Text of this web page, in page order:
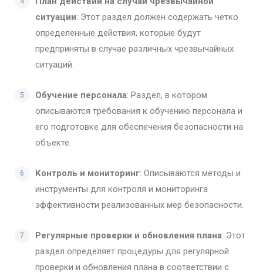
ситуации: Этот раздел должен содержать четко
определенные действия, которые будут
предприняты в случае различных чрезвычайных
ситуаций.
Обучение персонала: Раздел, в котором
описываются требования к обучению персонала и
его подготовке для обеспечения безопасности на
объекте.
Контроль и мониторинг: Описываются методы и
инструменты для контроля и мониторинга
эффективности реализованных мер безопасности.
Регулярные проверки и обновления плана: Этот
раздел определяет процедуры для регулярной
проверки и обновления плана в соответствии с